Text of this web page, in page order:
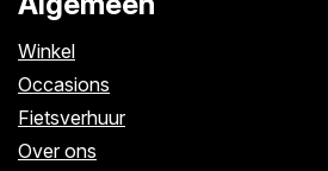
Winkel
Occasions
Fietsverhuur
Over ons